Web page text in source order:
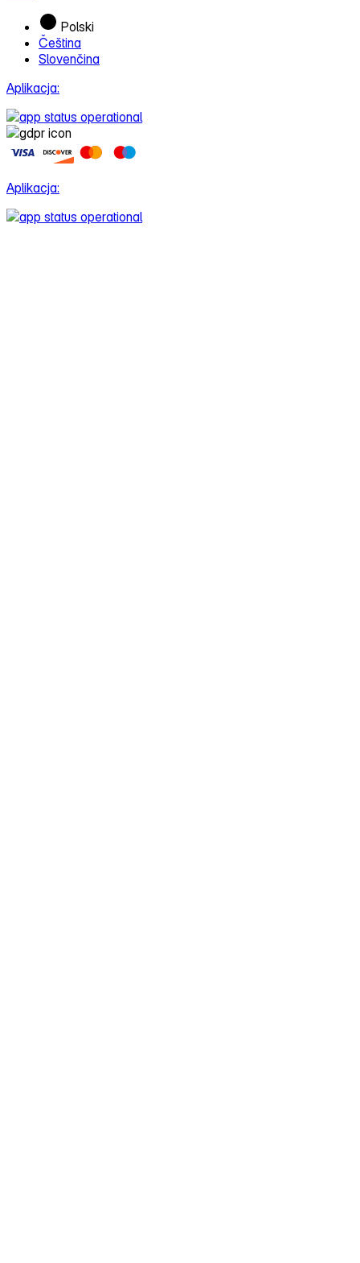
Polski
Čeština
Slovenčina
Aplikacja:
Aplikacja: